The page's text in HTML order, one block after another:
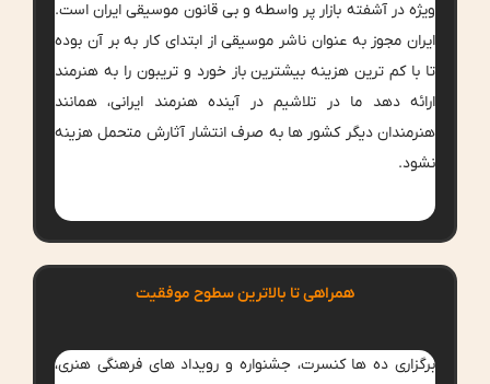
همراهی تا بالاترین سطوح موفقیت
برگزاری ده ها کنسرت، جشنواره و رویداد های فرهنگی هنری،
ویژه در آشفته بازار پر واسطه و بی قانون موسیقی ایران است.
ایران مجوز به عنوان ناشر موسیقی از ابتدای کار به بر آن بوده
تا با کم ترین هزینه بیشترین باز خورد و تریبون را به هنرمند
ارائه دهد ما در تلاشیم در آینده هنرمند ایرانی، همانند
هنرمندان دیگر کشور ها به صرف انتشار آثارش متحمل هزینه
نشود.